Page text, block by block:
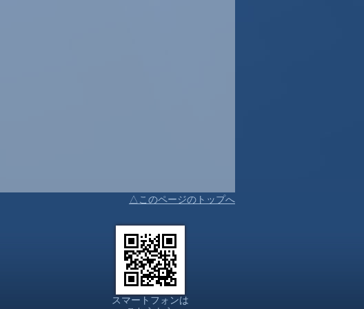
△このページのトップへ
スマートフォンは